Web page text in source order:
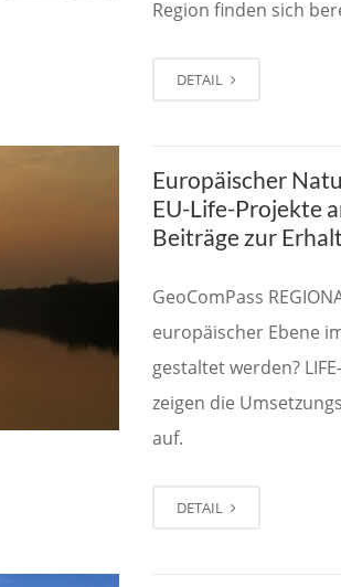
Region finden sich
DETAIL
Europäischer
EU-Life-Projekte
Beiträge zur
GeoComPass
europäischer Ebene
gestaltet werden?
zeigen die
auf.
DETAIL